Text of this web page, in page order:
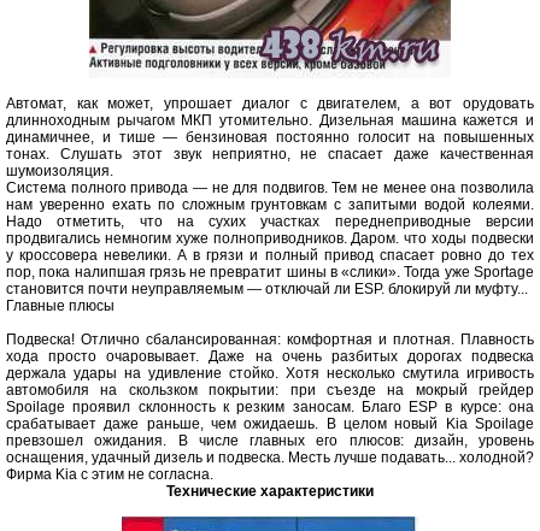
Автомат, как может, упрошает диалог с двигателем, а вот орудовать
длинноходным рычагом МКП утомительно. Дизельная машина кажется и
динамичнее, и тише — бензиновая постоянно голосит на повышенных
тонах. Слушать этот звук неприятно, не спасает даже качественная
шумоизоляция.
Система полного привода — не для подвигов. Тем не менее она позволила
нам уверенно ехать по сложным грунтовкам с запитыми водой колеями.
Надо отметить, что на сухих участках переднеприводные версии
продвигались немногим хуже полноприводников. Даром. что ходы подвески
у кроссовера невелики. А в грязи и полный привод спасает ровно до тех
пор, пока налипшая грязь не превратит шины в «слики». Тогда уже Sportage
становится почти неуправляемым — отключай ли ESP. блокируй ли муфту...
Главные плюсы
Подвеска! Отлично сбалансированная: комфортная и плотная. Плавность
хода просто очаровывает. Даже на очень разбитых дорогах подвеска
держала удары на удивление стойко. Хотя несколько смутила игривость
автомобиля на скользком покрытии: при съезде на мокрый грейдер
Spoilage проявил склонность к резким заносам. Благо ESP в курсе: она
срабатывает даже раньше, чем ожидаешь. В целом новый Kia Spoilage
превзошел ожидания. В числе главных его плюсов: дизайн, уровень
оснащения, удачный дизель и подвеска. Месть лучше подавать... холодной?
Фирма Kia с этим не согласна.
Технические характеристики